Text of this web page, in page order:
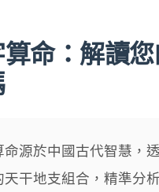
命：解讀
命源於中國古代智慧，
天干地支組合，精準分